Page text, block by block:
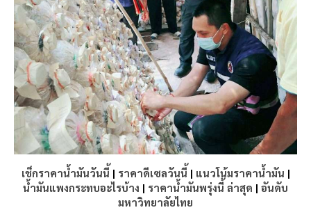
เช็กราคาน้ำมันวันนี้ | ราคาดีเซลวันนี้ | แนวโน้มราคาน้ำมัน |
น้ำมันแพงกระทบอะไรบ้าง | ราคาน้ำมันพรุ่งนี้ ล่าสุด | อันดับ
มหาวิทยาลัยไทย